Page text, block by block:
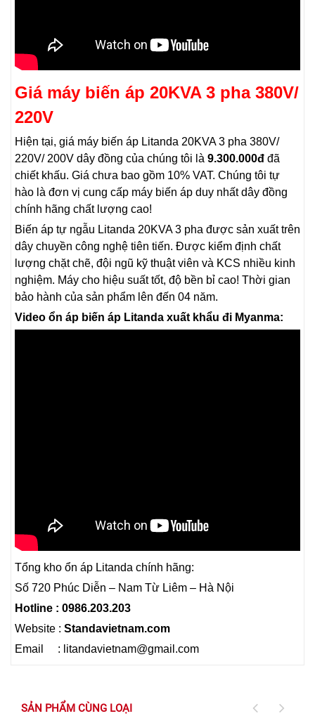
Giá máy biến áp 20KVA 3 pha 380V/
220V
Hiện tại, giá máy biến áp Litanda 20KVA 3 pha 380V/
220V/ 200V dây đồng của chúng tôi là 9.300.000đ đã
chiết khấu. Giá chưa bao gồm 10% VAT. Chúng tôi tự
hào là đơn vị cung cấp máy biến áp duy nhất dây đồng
chính hãng chất lượng cao!
Biến áp tự ngẫu Litanda 20KVA 3 pha được sản xuất trên
dây chuyền công nghệ tiên tiến. Được kiểm định chất
lượng chặt chẽ, đội ngũ kỹ thuật viên và KCS nhiều kinh
nghiệm. Máy cho hiệu suất tốt, độ bền bỉ cao! Thời gian
bảo hành của sản phẩm lên đến 04 năm.
Video ổn áp biến áp Litanda xuất khẩu đi Myanma:
Tổng kho ổn áp Litanda chính hãng:
Số 720 Phúc Diễn – Nam Từ Liêm – Hà Nội
Hotline : 0986.203.203
Website : Standavietnam.com
Email : litandavietnam@gmail.com
SẢN PHẨM CÙNG LOẠI